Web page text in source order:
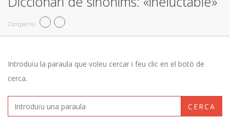
Compartiu
Introduïu la paraula que voleu cercar i feu clic en el botó de
cerca.
CERCA